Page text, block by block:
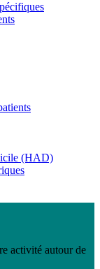
(HAD)
activité autour de